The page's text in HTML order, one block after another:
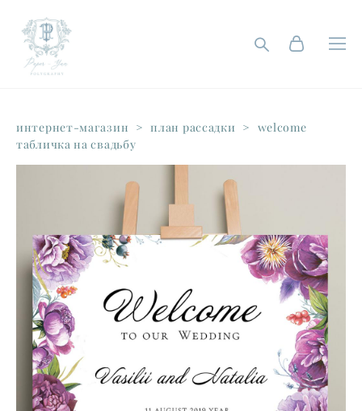
интернет-магазин > план рассадки >
welcome
табличка на свадьбу